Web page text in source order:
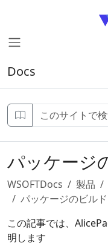
Docs
パッケージ
WSOFTDocs 製品
パッケージのビルド
この記事では、
明します